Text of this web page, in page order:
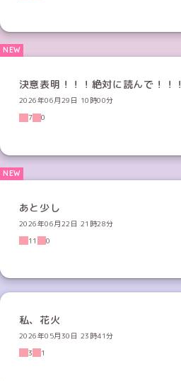
決意表明！！！絶対に読んで！！！
2026年06月29日 10時00分
7
0
あと少し
2026年06月22日 21時28分
11
0
私、花火
2026年05月30日 23時41分
3
1